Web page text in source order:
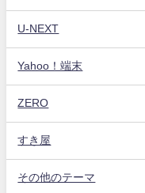
U-NEXT
Yahoo！端末
ZERO
すき屋
その他のテーマ